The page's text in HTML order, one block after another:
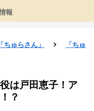
報
ちゅらさん」
「ちゅ
は戸田恵子！ア
？